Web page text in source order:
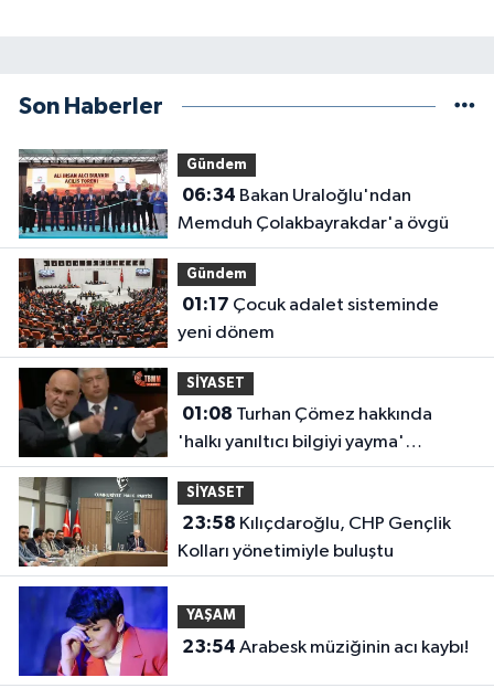
Son Haberler
Gündem
06:34
Memduh Çolakbayrakdar'a övgü
Gündem
01:17
yeni dönem
SİYASET
01:08
'halkı yanıltıcı bilgiyi yayma'
soruşturması
SİYASET
23:58
Kolları yönetimiyle buluştu
YAŞAM
23:54 Arabesk müziğinin acı kaybı!